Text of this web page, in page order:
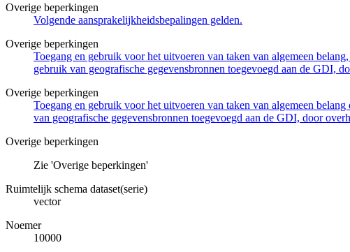
Overige beperkingen
Volgende aansprakelijkheidsbepalingen gelden.
Overige beperkingen
Toegang en gebruik voor het uitvoeren van taken van algemeen
gebruik van geografische gegevensbronnen toegevoegd aan de GDI,
Overige beperkingen
Toegang en gebruik voor het uitvoeren van taken van algemeen
van geografische gegevensbronnen toegevoegd aan de GDI, door
Overige beperkingen
Zie 'Overige beperkingen'
Ruimtelijk schema dataset(serie)
vector
Noemer
10000